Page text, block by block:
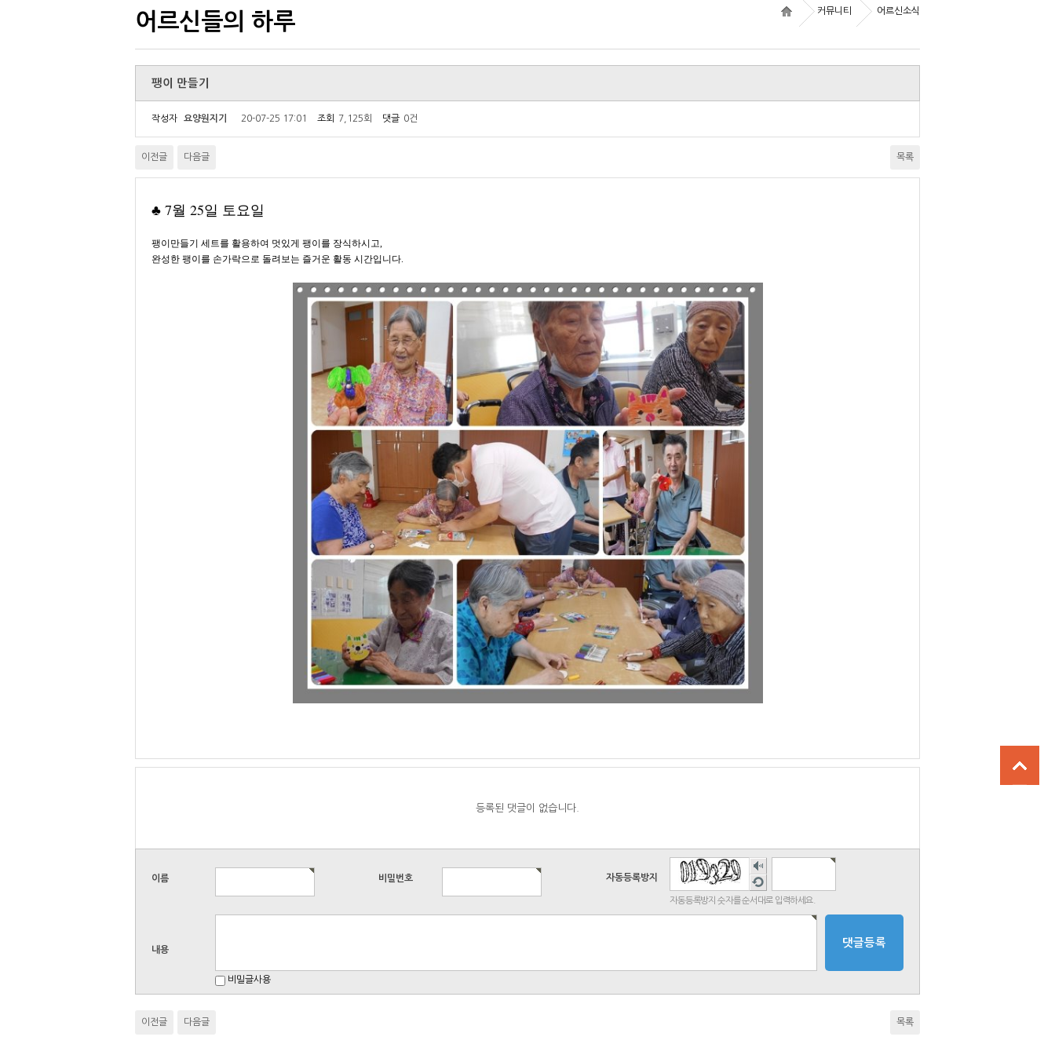
어르신들의 하루 커뮤니티 어르신소식
팽이 만들기
작성자 요양원지기 20-07-25 17:01 조회 7,125회 댓글 0건
이전글 다음글 목록
♣ 7월 25일 토요일
팽이만들기 세트를 활용하여 멋있게 팽이를 장식하시고,
완성한 팽이를 손가락으로 돌려보는 즐거운 활동 시간입니다.
등록된 댓글이 없습니다.
이름 비밀번호 자동등록방지
숫자
음성
듣기
새로
고침
자동등록방지 숫자를 순서대로 입력하세요.
내용
비밀글사용
이전글 다음글 목록